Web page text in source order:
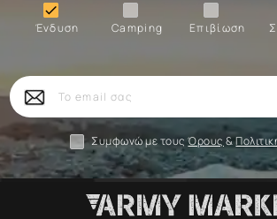
Επιβίωση
Camping
Ένδυση

Ένδυση
Το
email
σας
Συμφωνώ με τουςΌρους &